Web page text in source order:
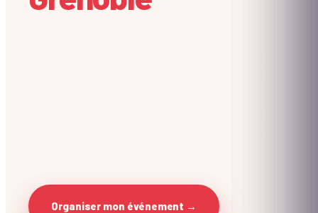
Organiser mon événement →